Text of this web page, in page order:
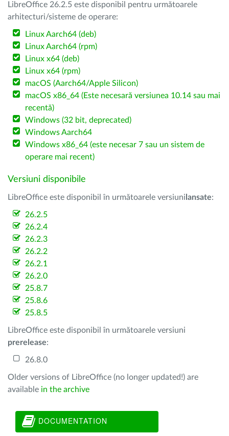
LibreOffice 26.2.5 este disponibil pentru următoarele
arhitecturi/sisteme de operare:
Linux Aarch64 (deb)
Linux Aarch64 (rpm)
Linux x64 (deb)
Linux x64 (rpm)
macOS (Aarch64/Apple Silicon)
macOS x86_64 (Este necesară versiunea 10.14 sau mai
recentă)
Windows (32 bit, deprecated)
Windows Aarch64
Windows x86_64 (este necesar 7 sau un sistem de
operare mai recent)
Versiuni disponibile
LibreOffice este disponibil în următoarele versiuni lansate:
26.2.5
26.2.4
26.2.3
26.2.2
26.2.1
26.2.0
25.8.7
25.8.6
25.8.5
LibreOffice este disponibil în următoarele versiuni
prerelease:
26.8.0
Older versions of LibreOffice (no longer updated!) are
available in the archive
DOCUMENTATION